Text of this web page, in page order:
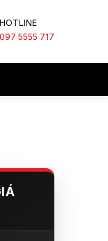
HOTLINE
097 5555 717